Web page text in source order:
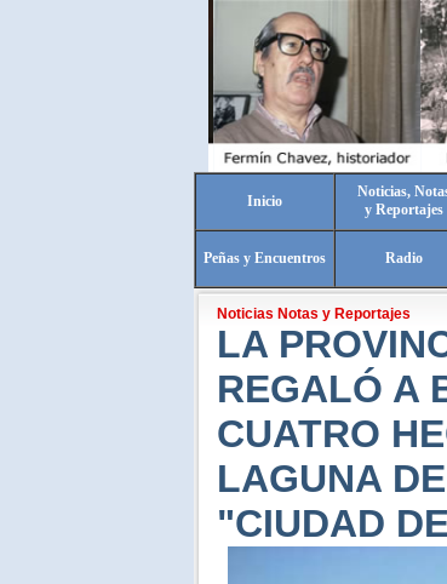
Inicio
Noticias,
y Reportajes
Peñas y Encuentros Radio
Noticias Notas y Reportajes
LA
REGALÓ A
CUATRO
LAGUNA
"CIUDAD